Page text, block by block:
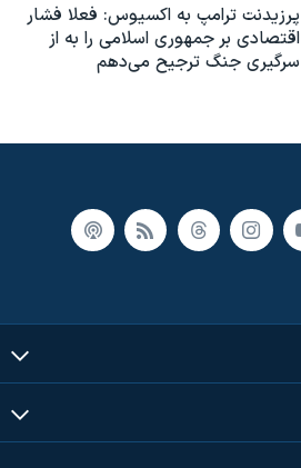
پرزیدنت ترامپ به اکسیوس: فعلا فشار
اقتصادی بر جمهوری اسلامی را به از
سرگیری جنگ ترجیح می‌دهم